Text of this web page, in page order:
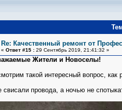
Re: Качественный ремонт от
« Ответ #15 : 29 Сентябрь 2019, 21:41:32 »
Жители и Новоселы!
такой интересный вопрос, как
провода, а ночью не